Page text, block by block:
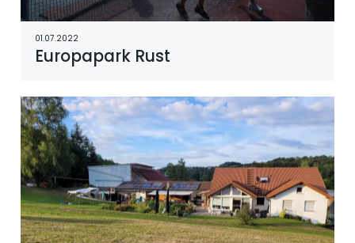
01.07.2022
Europapark Rust